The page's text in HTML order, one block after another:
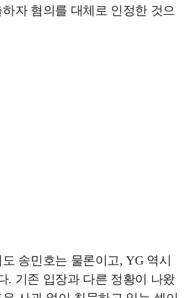
자 혐의를 대체로 인정한 것으
송민호는 물론이고, YG 역시
. 기존 입장과 다른 정황이 나왔